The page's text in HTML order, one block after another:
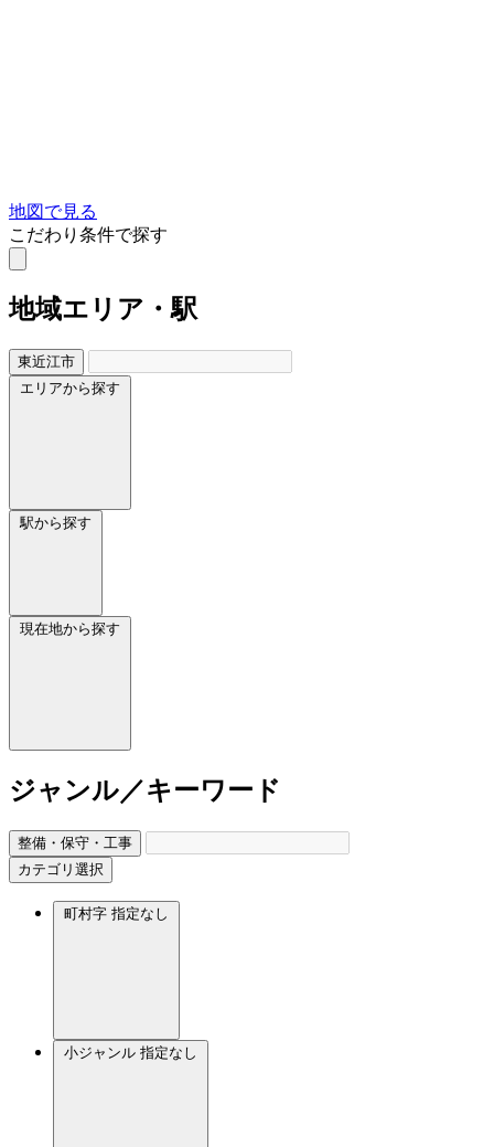
地図で見る
こだわり条件で探す
地域エリア・駅
東近江市
エリアから探す
駅から探す
現在地から探す
ジャンル／キーワード
整備・保守・工事
カテゴリ選択
町村字 指定なし
小ジャンル 指定なし